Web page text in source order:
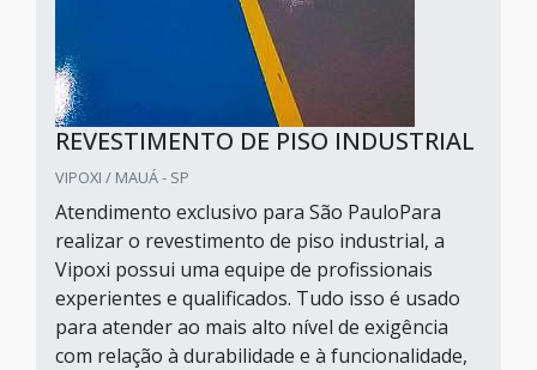
REVESTIMENTO DE PISO INDUSTRIAL
VIPOXI / MAUÁ - SP
Atendimento exclusivo para São PauloPara
realizar o revestimento de piso industrial, a
Vipoxi possui uma equipe de profissionais
experientes e qualificados. Tudo isso é usado
para atender ao mais alto nível de exigência
com relação à durabilidade e à funcionalidade,